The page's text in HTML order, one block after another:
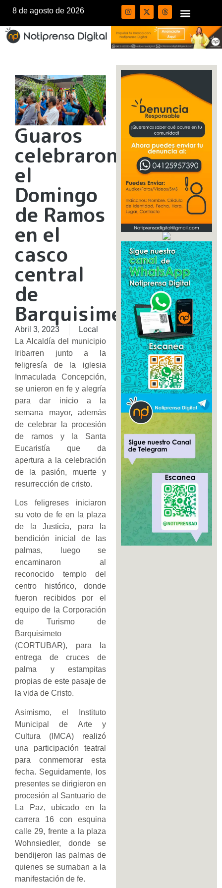
8 de agosto de 2026
Guaros
celebraron
el
Domingo
de Ramos
en el
casco
central
de
Barquisimeto
Abril 3, 2023
Local
La Alcaldía del municipio
Iribarren junto a la
feligresía de la iglesia
Inmaculada Concepción,
se unieron en fe y alegría
para dar inicio a la
semana mayor, además
de celebrar la procesión
de ramos y la Santa
Eucaristía que da
apertura a la celebración
de la pasión, muerte y
resurrección de cristo.
Los feligreses iniciaron
su voto de fe en la plaza
de la Justicia, para la
bendición inicial de las
palmas, luego se
encaminaron al
reconocido templo del
centro histórico, donde
fueron recibidos por el
equipo de la Corporación
de Turismo de
Barquisimeto
(CORTUBAR), para la
entrega de cruces de
palma y estampitas
propias de este pasaje de
la vida de Cristo.
Asimismo, el Instituto
Municipal de Arte y
Cultura (IMCA) realizó
una participación teatral
para conmemorar esta
fecha. Seguidamente, los
presentes se dirigieron en
procesión al Santuario de
La Paz, ubicado en la
carrera 16 con esquina
calle 29, frente a la plaza
Wohnsiedler, donde se
bendijeron las palmas de
quienes se sumaban a la
manifestación de fe.